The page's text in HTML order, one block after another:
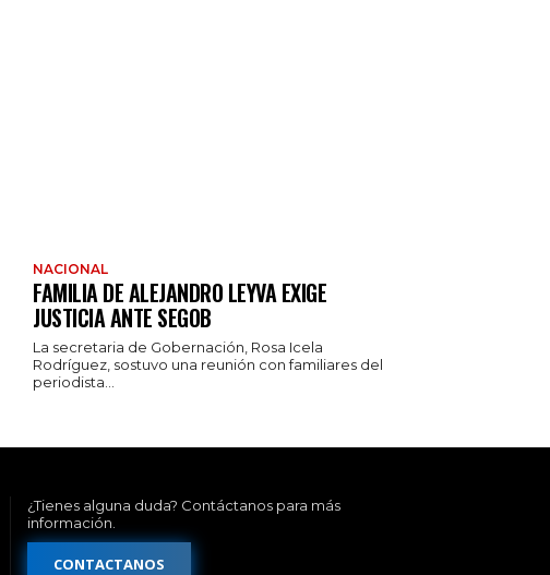
NACIONAL
FAMILIA DE ALEJANDRO LEYVA EXIGE
JUSTICIA ANTE SEGOB
La secretaria de Gobernación, Rosa Icela
Rodríguez, sostuvo una reunión con familiares del
periodista...
¿Tienes alguna duda? Contáctanos para más
información.
CONTACTANOS